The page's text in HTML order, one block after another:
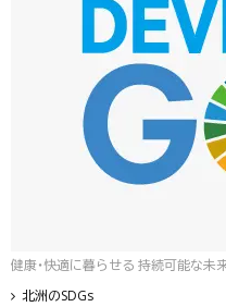
健康・快適に暮らせる 持続可能な未来
北洲のSDGs